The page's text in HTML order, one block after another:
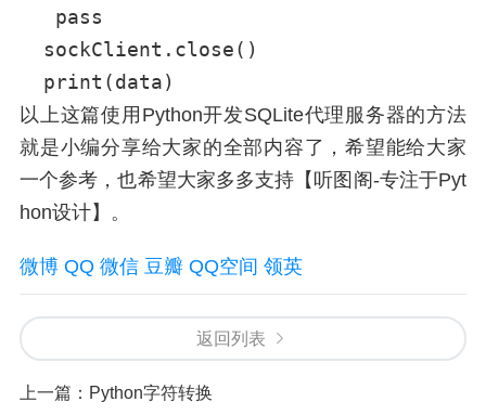
   pass
  sockClient.close()
以上这篇使用Python开发SQLite代理服务器的方法
就是小编分享给大家的全部内容了，希望能给大家
一个参考，也希望大家多多支持【听图阁-专注于Pyt
hon设计】。
微博 QQ 微信 豆瓣 QQ空间 领英
返回列表
上一篇： Python字符转换